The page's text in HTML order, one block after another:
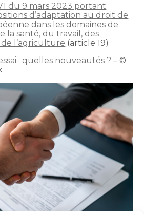
du 9 mars 2023 portant
d’adaptation au droit de
dans les domaines de
la santé, du travail, des
l’agriculture (article 19)
: quelles nouveautés ?– ©